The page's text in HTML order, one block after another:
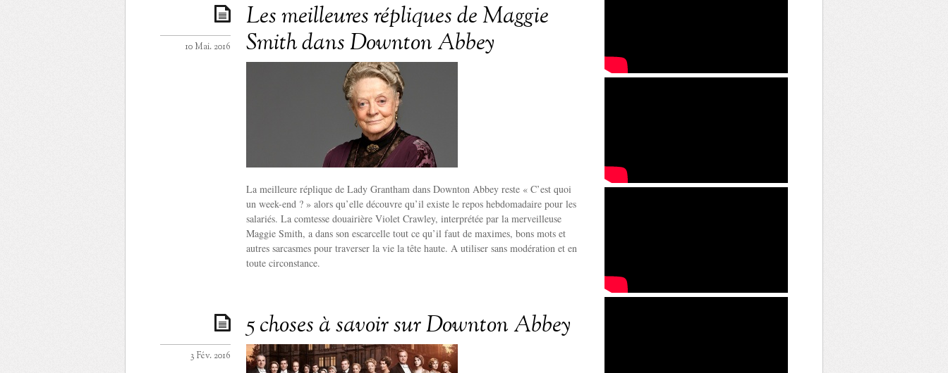
Les meilleures répliques de Maggie
Smith dans Downton Abbey
10 Mai. 2016
La meilleure réplique de Lady Grantham dans Downton Abbey reste « C’est quoi
un week-end ? » alors qu’elle découvre qu’il existe le repos hebdomadaire pour les
salariés. La comtesse douairière Violet Crawley, interprétée par la merveilleuse
Maggie Smith, a dans son escarcelle tout ce qu’il faut de maximes, bons mots et
autres sarcasmes pour traverser la vie la tête haute. A utiliser sans modération et en
toute circonstance.
5 choses à savoir sur Downton Abbey
3 Fév. 2016